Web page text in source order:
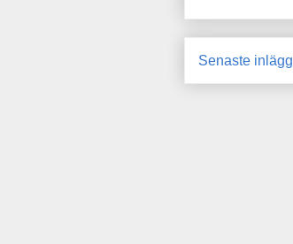
Senaste inlägg